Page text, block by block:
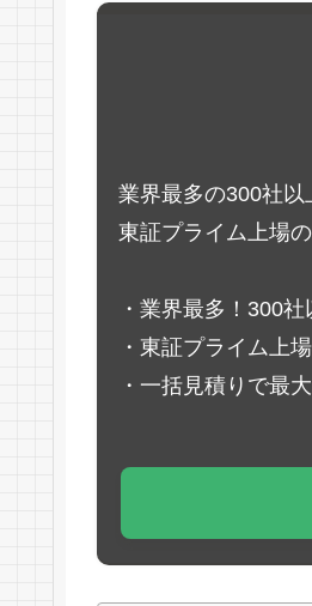
業界最多の300社以
東証プライム上場
・業界最多！300
・東証プライム上
・一括見積りで最